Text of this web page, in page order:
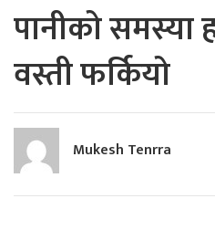
पानीको
वस्ती फर्कियो
Mukesh Tenrra